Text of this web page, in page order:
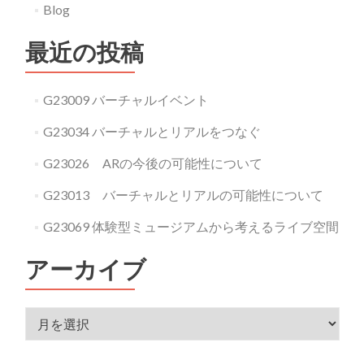
Blog
最近の投稿
G23009 バーチャルイベント
G23034 バーチャルとリアルをつなぐ
G23026 ARの今後の可能性について
G23013 バーチャルとリアルの可能性について
G23069 体験型ミュージアムから考えるライブ空間
アーカイブ
アーカイブ